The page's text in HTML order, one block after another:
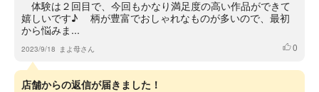
体験は２回目で、今回もかなり満足度の高い作品ができて
嬉しいです♪ 柄が豊富でおしゃれなものが多いので、最初
から悩みま...
2023/9/18 まよ母さん いいね
0
店舗からの返信が届きました！